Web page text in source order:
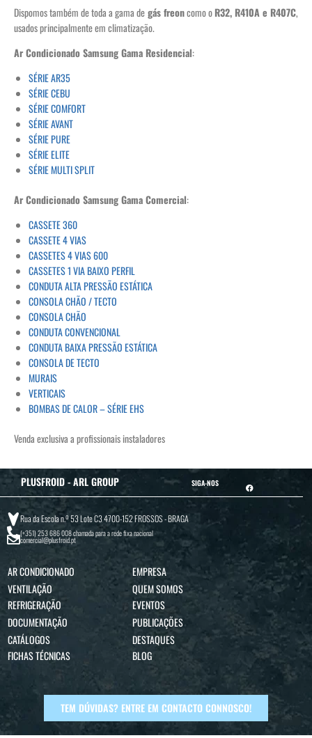
Dispomos também de toda a gama degás freoncomo oR32, R410A e R407C,
usados principalmente em climatização.
Ar Condicionado Samsung Gama Residencial:
SÉRIE AR35
SÉRIE CEBU
SÉRIE COMFORT
SÉRIE AVANT
SÉRIE PURE
SÉRIE ELITE
SÉRIE MULTI SPLIT
Ar Condicionado Samsung Gama Comercial:
CASSETE 360
CASSETE 4 VIAS
CASSETES 4 VIAS 600
CASSETES 1 VIA BAIXO PERFIL
CONDUTA ALTA PRESSÃO ESTÁTICA
CONSOLA CHÃO / TECTO
CONSOLA CHÃO
CONDUTA CONVENCIONAL
CONDUTA BAIXA PRESSÃO ESTÁTICA
CONSOLA DE TECTO
MURAIS
VERTICAIS
BOMBAS DE CALOR – SÉRIE EHS
Venda exclusiva a profissionais instaladores
PLUSFROID - ARL GROUP SIGA-NOS
Rua da Escola n.º 53 Lote C3 4700-152 FROSSOS - BRAGA
(+351) 253 686 008chamada para a rede fixa nacional
comercial@plusfroid.pt
AR CONDICIONADO
VENTILAÇÃO
REFRIGERAÇÃO
EMPRESA
QUEM SOMOS
EVENTOS
DOCUMENTAÇÃO
CATÁLOGOS
FICHAS TÉCNICAS
PUBLICAÇÕES
DESTAQUES
BLOG
TEM DÚVIDAS? ENTRE EM CONTACTO CONNOSCO!